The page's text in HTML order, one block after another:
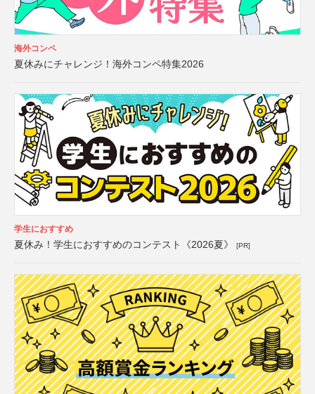
海外コンペ
夏休みにチャレンジ！海外コンペ特集2026
学生におすすめ
夏休み！学生におすすめのコンテスト《2026夏》 [PR]